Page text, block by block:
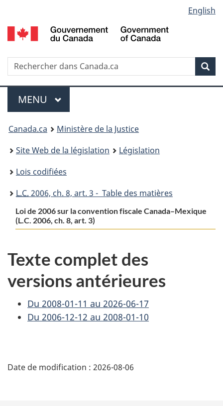
au
contenu
propos
de
la
HTML
simplifiée
selection
English
Recherche
Menu
MENU PRINCIPAL
You
are
here:
Canada.ca
Ministère de la Justice
Site Web de la législation
Législation
Lois codifiées
L.C. 2006, ch. 8, art. 3 - Table des matières
Loi de 2006 sur la convention fiscale Canada–Mexique
(L.C. 2006, ch. 8, art. 3)
Texte complet des
versions antérieures
Du 2008-01-11 au 2026-06-17
Du 2006-12-12 au 2008-01-10
é
Date de modification : 2026-08-06